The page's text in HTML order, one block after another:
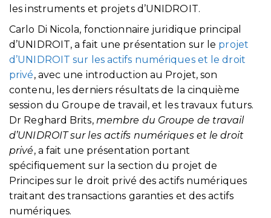
les instruments et projets d’UNIDROIT.
Carlo Di Nicola, fonctionnaire juridique principal
d’UNIDROIT, a fait une présentation sur le projet
d’UNIDROIT sur les actifs numériques et le droit
privé, avec une introduction au Projet, son
contenu, les derniers résultats de la cinquième
session du Groupe de travail, et les travaux futurs.
Dr Reghard Brits, membre du Groupe de travail
d’UNIDROIT sur les actifs numériques et le droit
privé, a fait une présentation portant
spécifiquement sur la section du projet de
Principes sur le droit privé des actifs numériques
traitant des transactions garanties et des actifs
numériques.